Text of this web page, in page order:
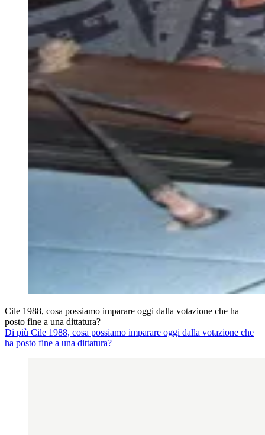
Cile 1988, cosa possiamo imparare oggi dalla votazione che ha
posto fine a una dittatura?
Di più Cile 1988, cosa possiamo imparare oggi dalla votazione che
ha posto fine a una dittatura?